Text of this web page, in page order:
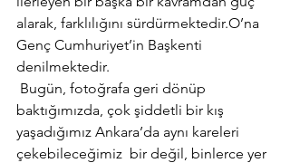
alarak, farklılığını sürdürmektedir.O’na
Genç Cumhuriyet’in Başkenti
denilmektedir.
Bugün, fotoğrafa geri dönüp
baktığımızda, çok şiddetli bir kış
yaşadığımız Ankara’da aynı kareleri
çekebileceğimiz  bir değil, binlerce yer